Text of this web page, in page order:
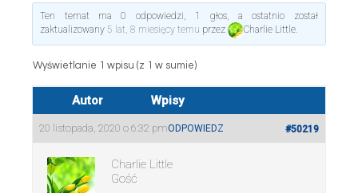
Ten temat ma 0 odpowiedzi, 1 głos, a ostatnio został
zaktualizowany 5 lat, 8 miesięcy temu przez Charlie Little.
Wyświetlanie 1 wpisu (z 1 w sumie)
Autor Wpisy
20 listopada, 2020 o 6:32 pm #50219
ODPOWIEDZ
Charlie Little
Gość